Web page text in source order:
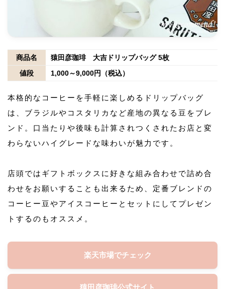
商品名
猿田彦珈琲 大吉ドリップバッグ 5枚
値段
1,000～9,000円（税込）
本格的なコーヒーを手軽に楽しめるドリップバッグ
は、ブラジルやコスタリカなど産地の異なる豆をブレ
ンド。口当たりや後味も計算されつくされたお店と変
わらないハイグレードな味わいが魅力です。
店頭ではギフトボックスに好きな組み合わせで詰め合
わせをお願いすることも出来るため、定番ブレンドの
コーヒー豆やアイスコーヒーとセットにしてプレゼン
トするのもオススメ。
楽天市場でチェック
猿田彦珈琲公式サイト